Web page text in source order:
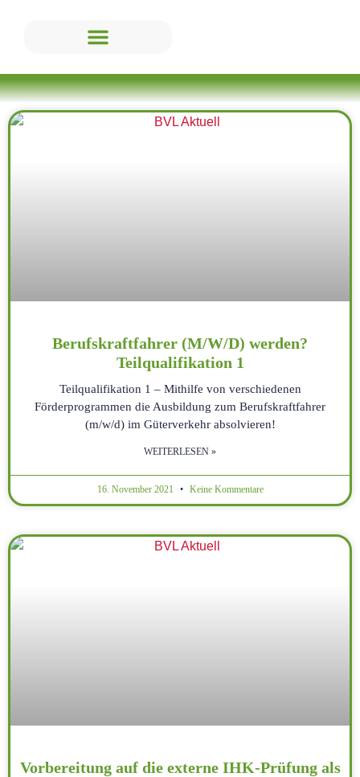
Berufskraftfahrer (M/W/D) werden?
Teilqualifikation 1
Teilqualifikation 1 – Mithilfe von verschiedenen
Förderprogrammen die Ausbildung zum Berufskraftfahrer
(m/w/d) im Güterverkehr absolvieren!
WEITERLESEN »
16. November 2021 Keine Kommentare
Vorbereitung auf die externe IHK-Prüfung als